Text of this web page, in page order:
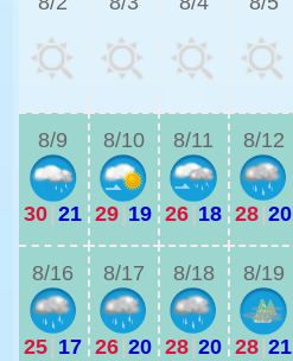
8/9
30 21
8/10
29 19
8/11
26 18
8/12
28 20
8/16
25 17
8/17
26 20
8/18
28 20
8/19
28 21